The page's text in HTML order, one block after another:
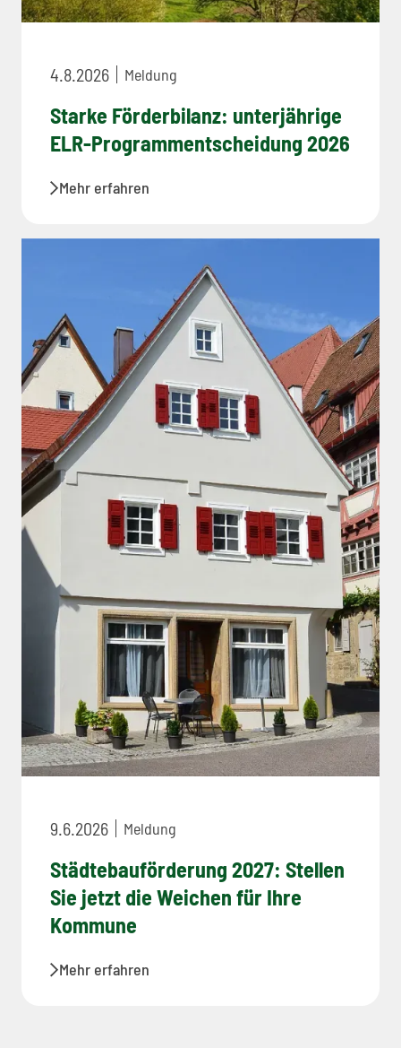
4.8.2026 Meldung
Starke Förderbilanz: unterjährige
ELR-Programmentscheidung 2026
Mehr erfahren
9.6.2026 Meldung
Städtebauförderung 2027: Stellen
Sie jetzt die Weichen für Ihre
Kommune
Mehr erfahren